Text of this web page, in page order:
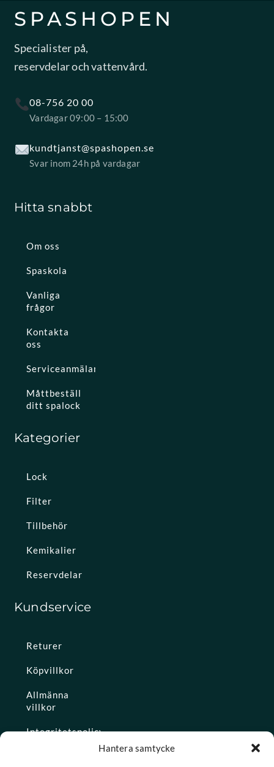
Hantera samtycke
SPASHOPEN
Specialister på,
reservdelar och vattenvård.
08-756 20 00
Vardagar 09:00 – 15:00
kundtjanst@spashopen.se
Svar inom 24h på vardagar
Hitta snabbt
Om oss
Spaskola
Vanliga
frågor
Kontakta
oss
Serviceanmälan
Måttbeställ
ditt spalock
Kategorier
Lock
Filter
Tillbehör
Kemikalier
Reservdelar
Kundservice
Returer
Köpvillkor
Allmänna
villkor
Integritetspolicy